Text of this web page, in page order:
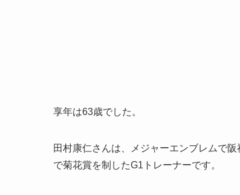
享年は63歳でした。
田村康仁さんは、メジャーエンブレムで
で菊花賞を制したG1トレーナーです。